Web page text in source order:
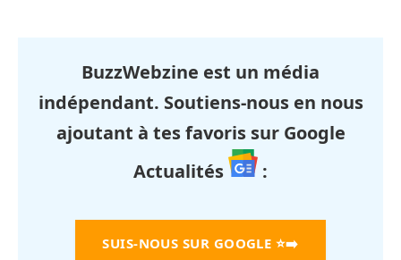
BuzzWebzine est un média
indépendant. Soutiens-nous en nous
ajoutant à tes favoris sur Google
Actualités
:
SUIS-NOUS SUR GOOGLE ⭐➡️